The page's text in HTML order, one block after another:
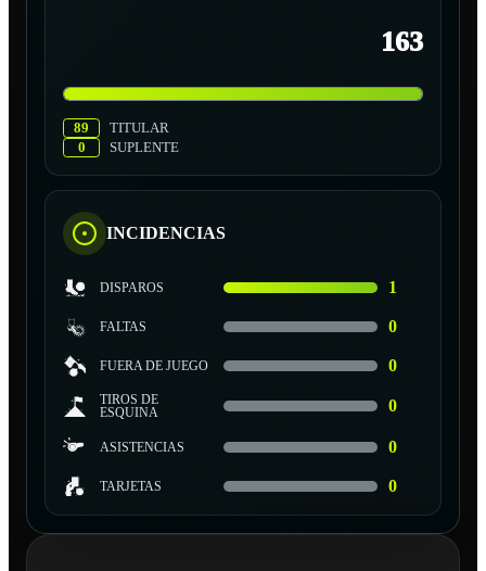
163
89
TITULAR
0
SUPLENTE
INCIDENCIAS
DISPAROS 1
FALTAS 0
FUERA DE JUEGO 0
TIROS DE
ESQUINA
0
ASISTENCIAS 0
TARJETAS 0